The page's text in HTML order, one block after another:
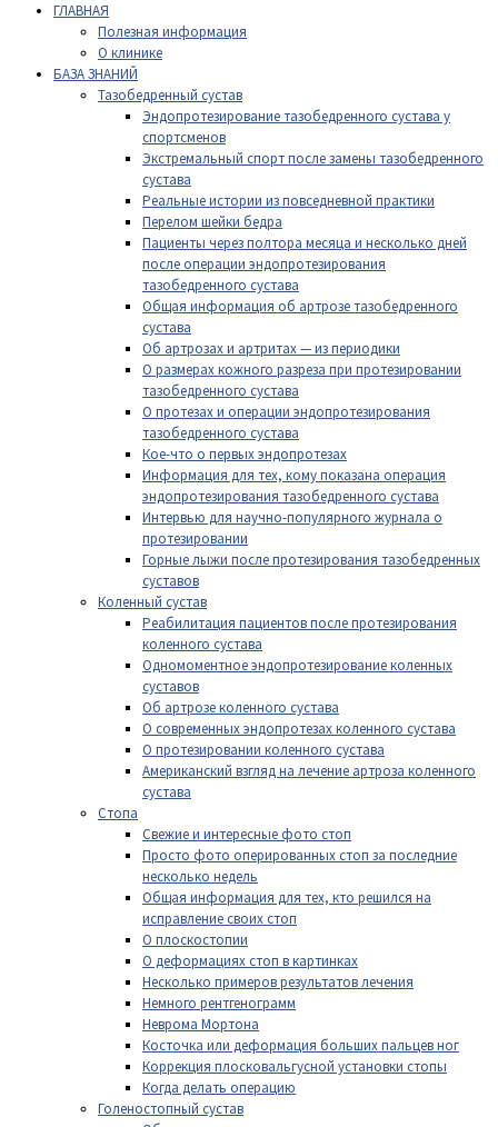
ГЛАВНАЯ
Полезная информация
О клинике
БАЗА ЗНАНИЙ
Тазобедренный сустав
Эндопротезирование тазобедренного сустава у
спортсменов
Экстремальный спорт после замены тазобедренного
сустава
Реальные истории из повседневной практики
Перелом шейки бедра
Пациенты через полтора месяца и несколько дней
после операции эндопротезирования
тазобедренного сустава
Общая информация об артрозе тазобедренного
сустава
Об артрозах и артритах — из периодики
О размерах кожного разреза при протезировании
тазобедренного сустава
О протезах и операции эндопротезирования
тазобедренного сустава
Кое-что о первых эндопротезах
Информация для тех, кому показана операция
эндопротезирования тазобедренного сустава
Интервью для научно-популярного журнала о
протезировании
Горные лыжи после протезирования тазобедренных
суставов
Коленный сустав
Реабилитация пациентов после протезирования
коленного сустава
Одномоментное эндопротезирование коленных
суставов
Об артрозе коленного сустава
О современных эндопротезах коленного сустава
О протезировании коленного сустава
Американский взгляд на лечение артроза коленного
сустава
Стопа
Свежие и интересные фото стоп
Просто фото оперированных стоп за последние
несколько недель
Общая информация для тех, кто решился на
исправление своих стоп
О плоскостопии
О деформациях стоп в картинках
Несколько примеров результатов лечения
Немного рентгенограмм
Неврома Мортона
Косточка или деформация больших пальцев ног
Коррекция плосковальгусной установки стопы
Когда делать операцию
Голеностопный сустав